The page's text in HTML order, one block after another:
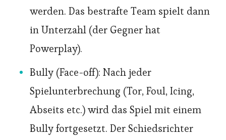
werden. Das bestrafte Team spielt dann
in Unterzahl (der Gegner hat
Powerplay).
Bully (Face-off): Nach jeder
Spielunterbrechung (Tor, Foul, Icing,
Abseits etc.) wird das Spiel mit einem
Bully fortgesetzt. Der Schiedsrichter